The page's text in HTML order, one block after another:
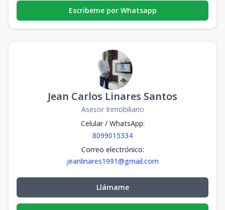
Escribeme por Whatsapp
Jean Carlos Linares Santos
Asesor Inmobiliario
Celular / WhatsApp:
8099015334
Correo electrónico:
jeanlinares1991@gmail.com
Llámame